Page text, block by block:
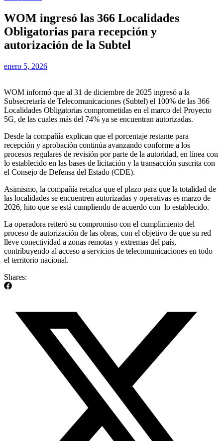
WOM ingresó las 366 Localidades
Obligatorias para recepción y
autorización de la Subtel
enero 5, 2026
WOM informó que al 31 de diciembre de 2025 ingresó a la
Subsecretaría de Telecomunicaciones (Subtel) el 100% de las 366
Localidades Obligatorias comprometidas en el marco del Proyecto
5G, de las cuales más del 74% ya se encuentran autorizadas.
Desde la compañía explican que el porcentaje restante para
recepción y aprobación continúa avanzando conforme a los
procesos regulares de revisión por parte de la autoridad, en línea con
lo establecido en las bases de licitación y la transacción suscrita con
el Consejo de Defensa del Estado (CDE).
Asimismo, la compañía recalca que el plazo para que la totalidad de
las localidades se encuentren autorizadas y operativas es marzo de
2026, hito que se está cumpliendo de acuerdo con lo establecido.
La operadora reiteró su compromiso con el cumplimiento del
proceso de autorización de las obras, con el objetivo de que su red
lleve conectividad a zonas remotas y extremas del país,
contribuyendo al acceso a servicios de telecomunicaciones en todo
el territorio nacional.
Shares: